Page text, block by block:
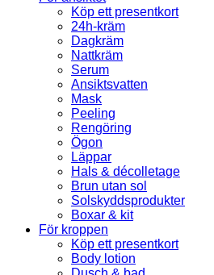
Köp ett presentkort
24h-kräm
Dagkräm
Nattkräm
Serum
Ansiktsvatten
Mask
Peeling
Rengöring
Ögon
Läppar
Hals & décolletage
Brun utan sol
Solskyddsprodukter
Boxar & kit
För kroppen
Köp ett presentkort
Body lotion